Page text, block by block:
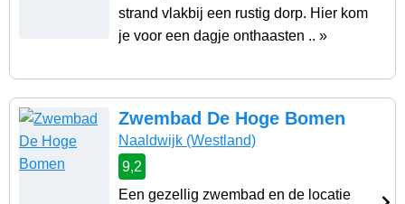
strand vlakbij een rustig dorp. Hier kom
je voor een dagje onthaasten .. »
Zwembad De Hoge Bomen
Naaldwijk (Westland)
9,2
Een gezellig zwembad en de locatie